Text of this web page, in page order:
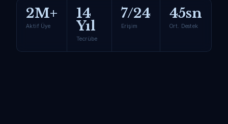
2M+
Aktif Üye
14
Yıl
Tecrübe
7/24
Erişim
45sn
Ort. Destek